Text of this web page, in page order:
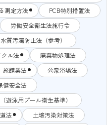
測定方法
PCB特別措置法
労働安全衛生法施行令
水質汚濁防止法（参考）
ル法
廃棄物処理法
旅館業法
公衆浴場法
健安全法
遊泳用プール衛生基準）
法
土壌汚染対策法